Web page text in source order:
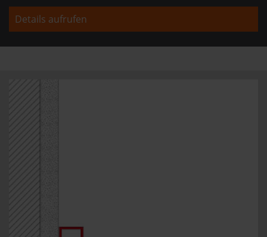
Details aufrufen